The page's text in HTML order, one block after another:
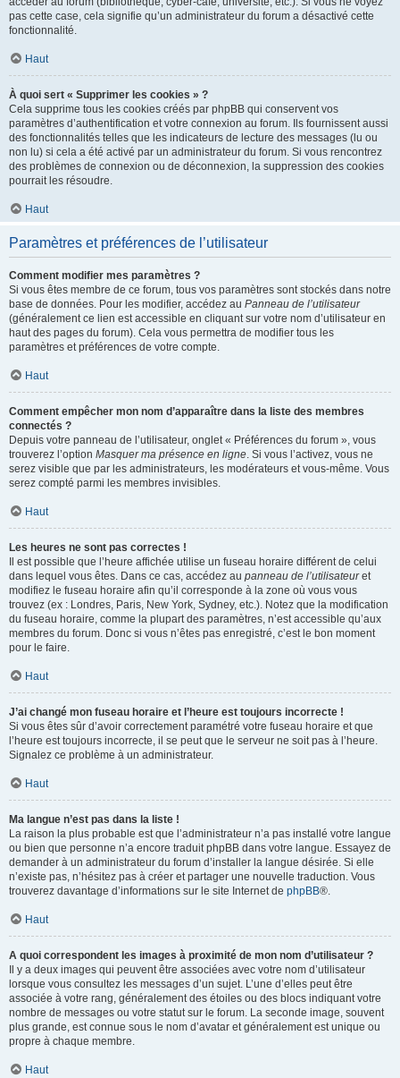
pas cette case, cela signifie qu’un administrateur du forum a désactivé cette
fonctionnalité.
Haut
À quoi sert « Supprimer les cookies » ?
Cela supprime tous les cookies créés par phpBB qui conservent vos
paramètres d’authentification et votre connexion au forum. Ils fournissent aussi
des fonctionnalités telles que les indicateurs de lecture des messages (lu ou
non lu) si cela a été activé par un administrateur du forum. Si vous rencontrez
des problèmes de connexion ou de déconnexion, la suppression des cookies
pourrait les résoudre.
Haut
Paramètres et préférences de l’utilisateur
Comment modifier mes paramètres ?
Si vous êtes membre de ce forum, tous vos paramètres sont stockés dans notre
base de données. Pour les modifier, accédez au Panneau de l’utilisateur
(généralement ce lien est accessible en cliquant sur votre nom d’utilisateur en
haut des pages du forum). Cela vous permettra de modifier tous les
paramètres et préférences de votre compte.
Haut
Comment empêcher mon nom d’apparaître dans la liste des membres
connectés ?
Depuis votre panneau de l’utilisateur, onglet « Préférences du forum », vous
trouverez l’option Masquer ma présence en ligne. Si vous l’activez, vous ne
serez visible que par les administrateurs, les modérateurs et vous-même. Vous
serez compté parmi les membres invisibles.
Haut
Les heures ne sont pas correctes !
Il est possible que l’heure affichée utilise un fuseau horaire différent de celui
dans lequel vous êtes. Dans ce cas, accédez au panneau de l’utilisateuret
modifiez le fuseau horaire afin qu’il corresponde à la zone où vous vous
trouvez (ex : Londres, Paris, New York, Sydney, etc.). Notez que la modification
du fuseau horaire, comme la plupart des paramètres, n’est accessible qu’aux
membres du forum. Donc si vous n’êtes pas enregistré, c’est le bon moment
pour le faire.
Haut
J’ai changé mon fuseau horaire et l’heure est toujours incorrecte !
Si vous êtes sûr d’avoir correctement paramétré votre fuseau horaire et que
l’heure est toujours incorrecte, il se peut que le serveur ne soit pas à l’heure.
Signalez ce problème à un administrateur.
Haut
Ma langue n’est pas dans la liste !
La raison la plus probable est que l’administrateur n’a pas installé votre langue
ou bien que personne n’a encore traduit phpBB dans votre langue. Essayez de
demander à un administrateur du forum d’installer la langue désirée. Si elle
n’existe pas, n’hésitez pas à créer et partager une nouvelle traduction. Vous
trouverez davantage d’informations sur le site Internet de phpBB®.
Haut
A quoi correspondent les images à proximité de mon nom d’utilisateur ?
Il y a deux images qui peuvent être associées avec votre nom d’utilisateur
lorsque vous consultez les messages d’un sujet. L’une d’elles peut être
associée à votre rang, généralement des étoiles ou des blocs indiquant votre
nombre de messages ou votre statut sur le forum. La seconde image, souvent
plus grande, est connue sous le nom d’avatar et généralement est unique ou
propre à chaque membre.
Haut